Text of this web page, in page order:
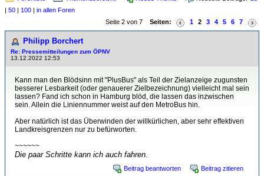
| 50 | 100 | in allen Foren
Seite 2 von 7 Seiten: 1 2 3 4 5 6 7
Philipp Borchert
Re: Pressemitteilungen zum ÖPNV
13.12.2022 12:53
Kann man den Blödsinn mit "PlusBus" als Teil der Zielanzeige zugunsten
besserer Lesbarkeit (oder genauerer Zielbezeichnung) vielleicht mal sein
lassen? Fand ich schon in Hamburg blöd, die lassen das inzwischen
sein. Allein die Liniennummer weist auf den MetroBus hin.
Aber natürlich ist das Überwinden der willkürlichen, aber sehr effektiven
Landkreisgrenzen nur zu befürworten.
~~~~~~
Die paar Schritte kann ich auch fahren.
Beitrag beantworten Beitrag zitieren